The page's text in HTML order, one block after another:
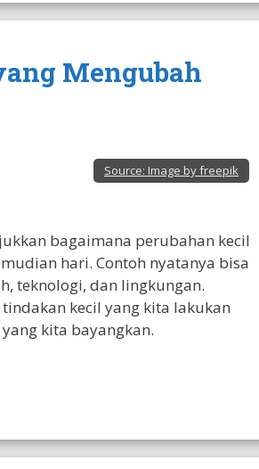
Mengubah
Source: Image by freepik
bagaimana perubahan kecil
hari. Contoh nyatanya bisa
teknologi, dan lingkungan.
kecil yang kita lakukan
kita bayangkan.